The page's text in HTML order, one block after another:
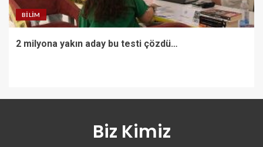
BILIM
2 milyona yakın aday bu testi çözdü…
Biz Kimiz